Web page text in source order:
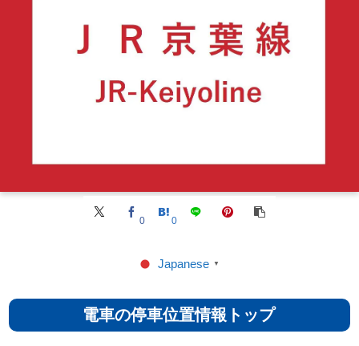
0 0
Japanese ▼
電車の停車位置情報トップ